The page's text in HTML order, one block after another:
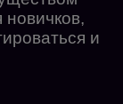
новичков,
и